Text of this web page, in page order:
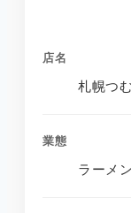
店名
札幌つ
業態
ラーメ